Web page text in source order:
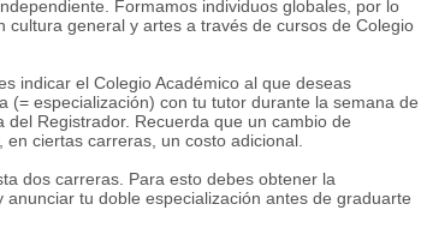
Formamos individuos globales, por lo
general y artes a través de cursos de Colegio
indicar el Colegio Académico al que deseas
(= especialización) con tu tutor durante la semana de
Registrador. Recuerda que un cambio de
ciertas carreras, un costo adicional.
dos carreras. Para esto debes obtener la
tu doble especialización antes de graduarte